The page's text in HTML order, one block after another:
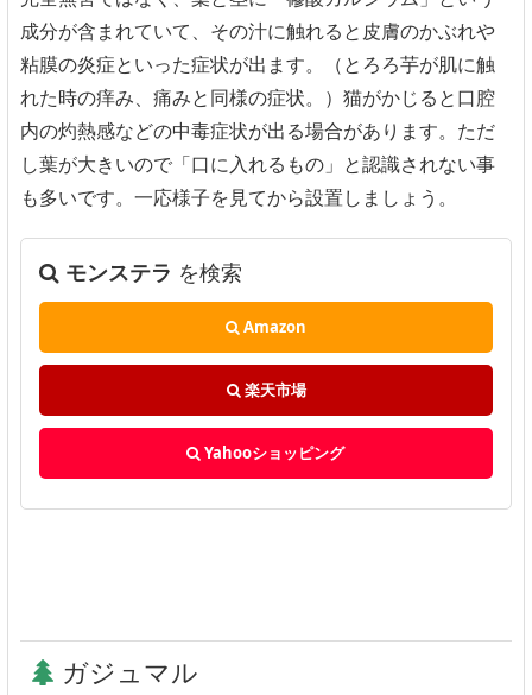
成分が含まれていて、その汁に触れると皮膚のかぶれや
粘膜の炎症といった症状が出ます。（とろろ芋が肌に触
れた時の痒み、痛みと同様の症状。）猫がかじると口腔
内の灼熱感などの中毒症状が出る場合があります。ただ
し葉が大きいので「口に入れるもの」と認識されない事
も多いです。一応様子を見てから設置しましょう。
モンステラ を検索
Amazon
楽天市場
Yahooショッピング
ガジュマル